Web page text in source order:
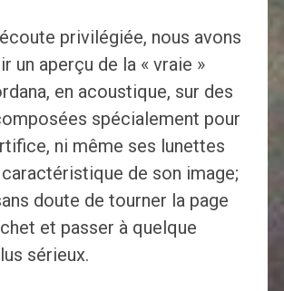
écoute privilégiée, nous avons
un aperçu de la « vraie »
en acoustique, sur des
spécialement pour
ni même ses lunettes
de son image;
doute de tourner la page
et passer à quelque
sérieux.